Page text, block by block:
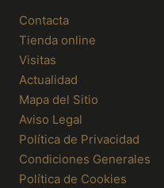
Contacta
Tienda online
Visitas
Actualidad
Mapa del Sitio
Aviso Legal
Política de Privacidad
Condiciones Generales
Política de Cookies